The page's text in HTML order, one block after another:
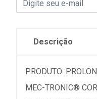
Descrição
PRODUTO:
MEC-TRONIC®